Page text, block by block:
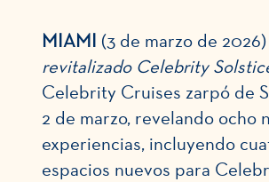
MIAMI (3 de marzo de
revitalizado Celebrity
Celebrity Cruises zarpó de
2 de marzo, revelando ocho
experiencias, incluyendo
espacios nuevos para